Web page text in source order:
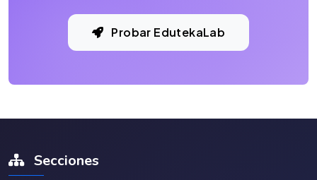
Probar EdutekaLab
Secciones